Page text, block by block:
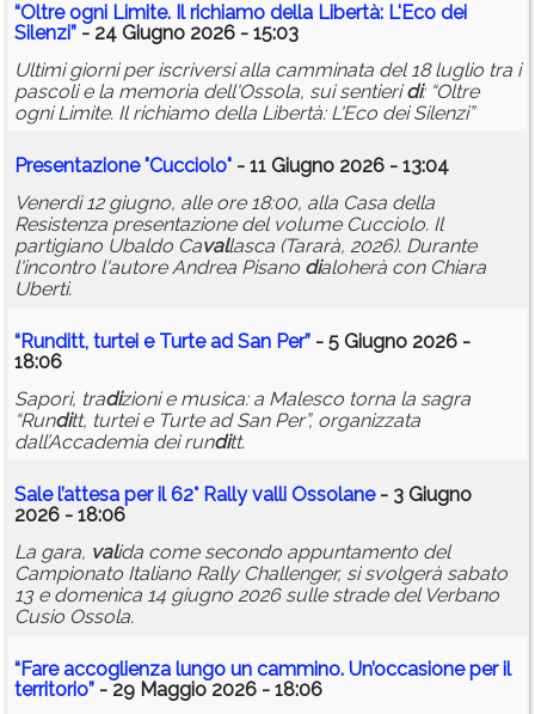
“Oltre ogni Limite. Il richiamo della Libertà: L'Eco dei
Silenzi” - 24 Giugno 2026 - 15:03
Ultimi giorni per iscriversi alla camminata del 18 luglio tra i
pascoli e la memoria dell'Ossola, sui sentieridi: “Oltre
ogni Limite. Il richiamo della Libertà: L'Eco dei Silenzi”
Presentazione "Cucciolo" - 11 Giugno 2026 - 13:04
Venerdì 12 giugno, alle ore 18:00, alla Casa della
Resistenza presentazione del volume Cucciolo. Il
partigiano Ubaldo Cavallasca (Tararà, 2026). Durante
l'incontro l'autore Andrea Pisano dialoherà con Chiara
Uberti.
“Runditt, turtei e Turte ad San Per” - 5 Giugno 2026 -
18:06
Sapori, tradizioni e musica: a Malesco torna la sagra
“Runditt, turtei e Turte ad San Per”, organizzata
dall’Accademia dei runditt.
Sale l’attesa per il 62° Rallyvalli Ossolane- 3 Giugno
2026 - 18:06
La gara, valida come secondo appuntamento del
Campionato Italiano Rally Challenger, si svolgerà sabato
13 e domenica 14 giugno 2026 sulle strade del Verbano
Cusio Ossola.
“Fare accoglienza lungo un cammino. Un’occasione per il
territorio” - 29 Maggio 2026 - 18:06